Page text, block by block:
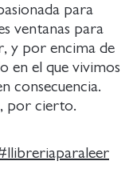
para
ventanas para
y por encima de
en el que vivimos
consecuencia.
por cierto.
llibreriaparaleer